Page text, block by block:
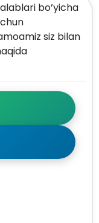
bo’yicha
siz bilan